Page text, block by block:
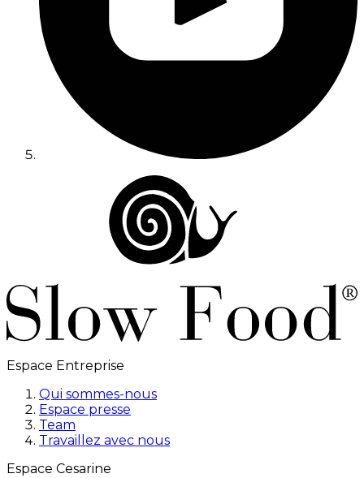
Espace Entreprise
Qui sommes-nous
Espace presse
Team
Travaillez avec nous
Espace Cesarine